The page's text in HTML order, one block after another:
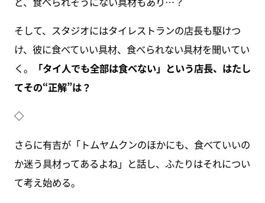
そして、スタジオにはタイレストランの店長も駆けつ
け、彼に食べていい具材、食べられない具材を聞いてい
く。
「タイ人でも全部は食べない」という店長、はたし
てその“正解”は？
◇
さらに有吉が「トムヤムクンのほかにも、食べていいの
か迷う具材ってあるよね」と話し、ふたりはそれについ
て考え始める。